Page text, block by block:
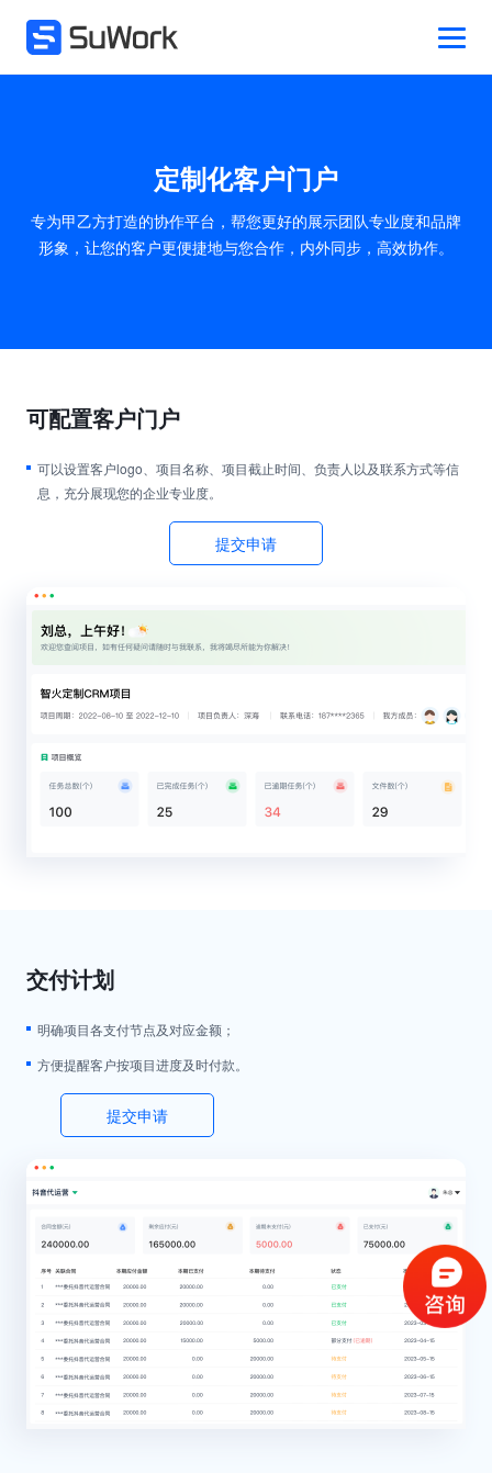
定制化客户门户
专为甲乙方打造的协作平台，帮您更好的展示团队专业度和品牌
形象，让您的客户更便捷地与您合作，内外同步，高效协作。
可配置客户门户
可以设置客户logo、项目名称、项目截止时间、负责人以及联系方式等信
息，充分展现您的企业专业度。
提交申请
交付计划
明确项目各支付节点及对应金额；
方便提醒客户按项目进度及时付款。
提交申请